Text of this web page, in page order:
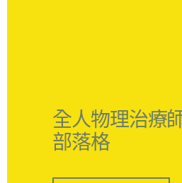
全人物理治療
部落格